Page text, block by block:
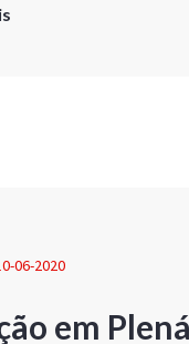
06-2020
em